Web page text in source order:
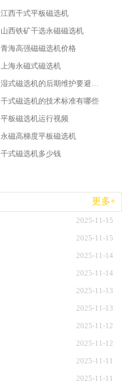
江西干式平板磁选机
山西铁矿干选永磁磁选机
青海高强磁磁选机价格
上海永磁式磁选机
湿式磁选机的后期维护要避开哪些坑
干式磁选机的技术标准有哪些
平板磁选机运行视频
永磁高梯度平板磁选机
干式磁选机多少钱
更多+
2025-11-15
2025-11-15
2025-11-14
2025-11-14
2025-11-13
2025-11-13
2025-11-12
2025-11-12
2025-11-11
2025-11-11